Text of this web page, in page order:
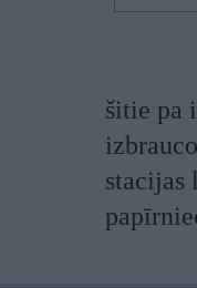
šitie pa
stacijas